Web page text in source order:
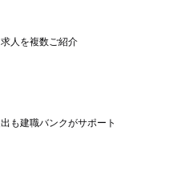
人を複数ご紹介
も建職バンクがサポート